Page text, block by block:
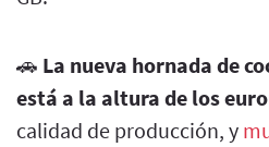
🚗 La nueva hornada de
está a la altura de los
calidad de producción, y